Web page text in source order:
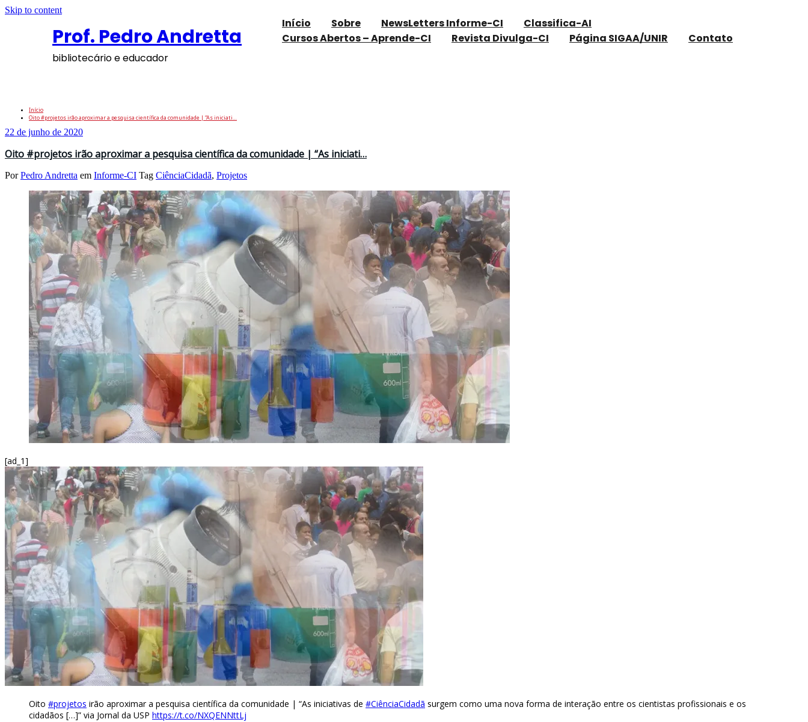
Skip to content
Prof. Pedro Andretta
bibliotecário e educador
Início Sobre NewsLetters Informe-CI
Classifica-AI
Cursos Abertos – Aprende-CI
Revista Divulga-CI Página SIGAA/UNIR Contato
Início
Oito #projetos irão aproximar a pesquisa científica da comunidade | “As iniciati…
22 de junho de 2020
Oito #projetos irão aproximar a pesquisa científica da comunidade | “As iniciati…
PorPedro Andretta em Informe-CI Tag CiênciaCidadã, Projetos
[ad_1]
Oito #projetos irão aproximar a pesquisa científica da comunidade | “As iniciativas de #CiênciaCidadã surgem como uma nova forma de interação entre os cientistas profissionais e os
cidadãos […]” via Jornal da USP https://t.co/NXQENNttLj